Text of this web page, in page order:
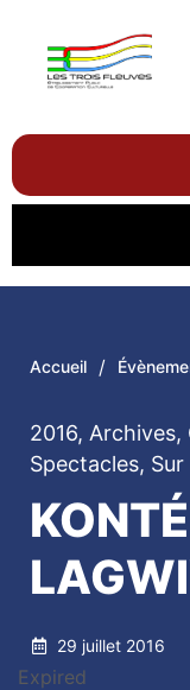
Accueil /
2016, Archives,
Spectacles,
29 juillet 2016
Expired